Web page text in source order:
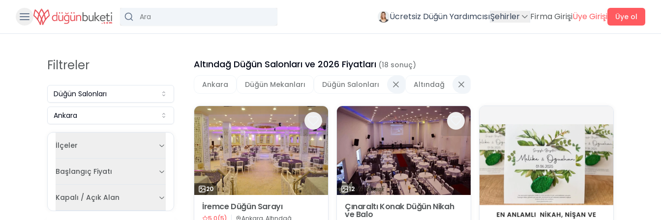
Ücretsiz Düğün YardımcısıŞehirler Firma GirişiÜye Girişi Üye ol
Filtreler
Düğün Salonları
Ankara
İlçeler
Başlangıç Fiyatı
Kapalı / Açık Alan
Altındağ Düğün Salonları ve 2026 Fiyatları (18 sonuç)
Ankara
Düğün Mekanları Düğün Salonları Altındağ
20
İremce Düğün Sarayı
5.0(5) Ankara, Altındağ
12
Çınaraltı Konak Düğün Nikah
ve Balo